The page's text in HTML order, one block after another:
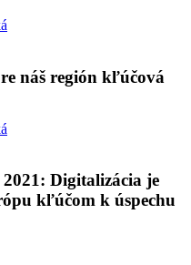
náš región kľúčová
Digitalizácia je
kľúčom k úspechu